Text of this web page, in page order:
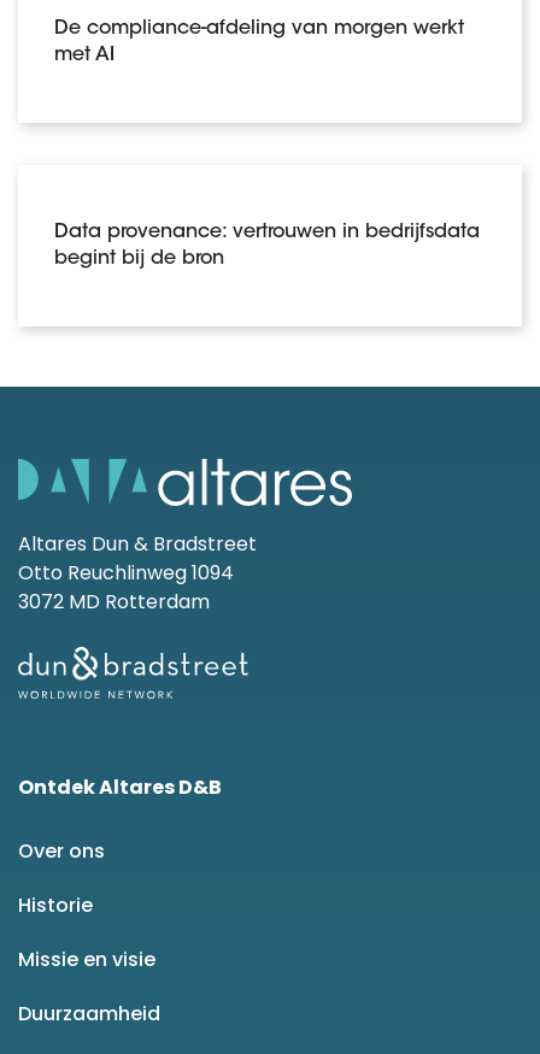
De compliance-afdeling van morgen werkt
met AI
Data provenance: vertrouwen in bedrijfsdata
begint bij de bron
Altares Dun & Bradstreet
Otto Reuchlinweg 1094
3072 MD Rotterdam
Ontdek Altares D&B
Over ons
Historie
Missie en visie
Duurzaamheid